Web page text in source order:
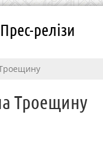
Прес-релізи
Троещину